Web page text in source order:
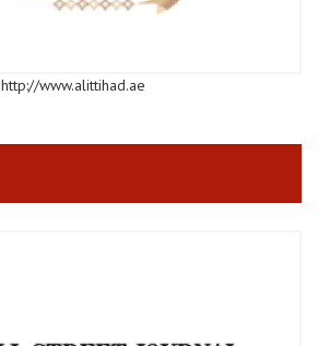
http://www.alittihad.ae